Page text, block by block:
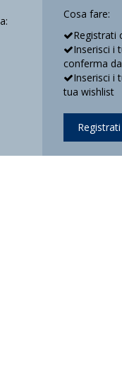
Cosa fare:
Registrati
Inserisci i
conferma
Inserisci i
tua wishlist
Registrati